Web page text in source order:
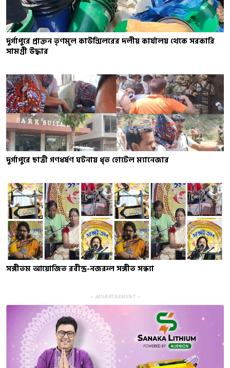
দুর্গাপুরে প্রাক্তন তৃণমূল কাউন্সিলরের দলীয় কার্যালয় থেকে সরকারি
সামগ্রী উদ্ধার
দুর্গাপুরে ছাত্রী গণধর্ষণ ঘটনায় ধৃত হোটেল ম্যানেজার
সঙ্গীতম আয়োজিত রবীন্দ্র-নজরুল সঙ্গীত সন্ধ্যা
— ADVERTISEMENT —